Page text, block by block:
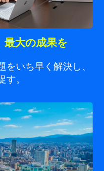
最大の成果を
いち早く解決し、
す。